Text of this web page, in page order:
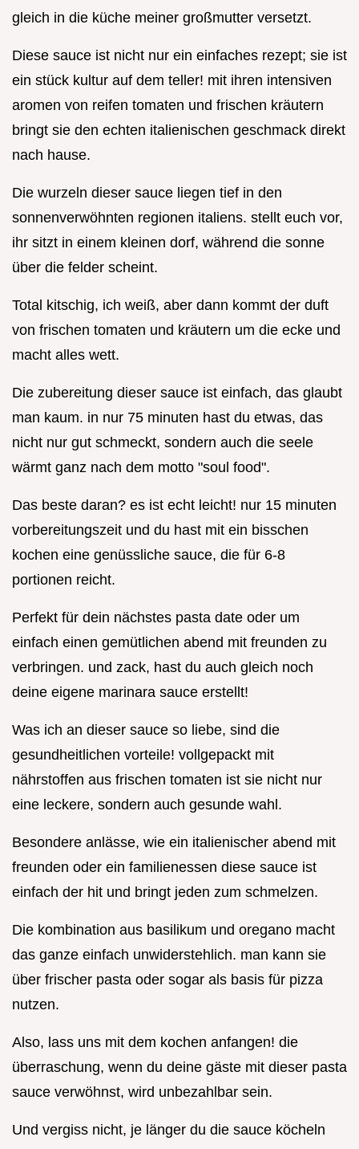
gleich in die küche meiner großmutter versetzt.
Diese sauce ist nicht nur ein einfaches rezept; sie ist
ein stück kultur auf dem teller! mit ihren intensiven
aromen von reifen tomaten und frischen kräutern
bringt sie den echten italienischen geschmack direkt
nach hause.
Die wurzeln dieser sauce liegen tief in den
sonnenverwöhnten regionen italiens. stellt euch vor,
ihr sitzt in einem kleinen dorf, während die sonne
über die felder scheint.
Total kitschig, ich weiß, aber dann kommt der duft
von frischen tomaten und kräutern um die ecke und
macht alles wett.
Die zubereitung dieser sauce ist einfach, das glaubt
man kaum. in nur 75 minuten hast du etwas, das
nicht nur gut schmeckt, sondern auch die seele
wärmt ganz nach dem motto "soul food".
Das beste daran? es ist echt leicht! nur 15 minuten
vorbereitungszeit und du hast mit ein bisschen
kochen eine genüssliche sauce, die für 6-8
portionen reicht.
Perfekt für dein nächstes pasta date oder um
einfach einen gemütlichen abend mit freunden zu
verbringen. und zack, hast du auch gleich noch
deine eigene marinara sauce erstellt!
Was ich an dieser sauce so liebe, sind die
gesundheitlichen vorteile! vollgepackt mit
nährstoffen aus frischen tomaten ist sie nicht nur
eine leckere, sondern auch gesunde wahl.
Besondere anlässe, wie ein italienischer abend mit
freunden oder ein familienessen diese sauce ist
einfach der hit und bringt jeden zum schmelzen.
Die kombination aus basilikum und oregano macht
das ganze einfach unwiderstehlich. man kann sie
über frischer pasta oder sogar als basis für pizza
nutzen.
Also, lass uns mit dem kochen anfangen! die
überraschung, wenn du deine gäste mit dieser pasta
sauce verwöhnst, wird unbezahlbar sein.
Und vergiss nicht, je länger du die sauce köcheln